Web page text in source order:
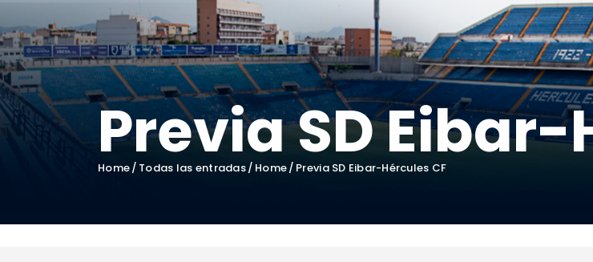
Previa SD Eibar-
Home Todas las entradas Home Previa SD Eibar-Hércules CF